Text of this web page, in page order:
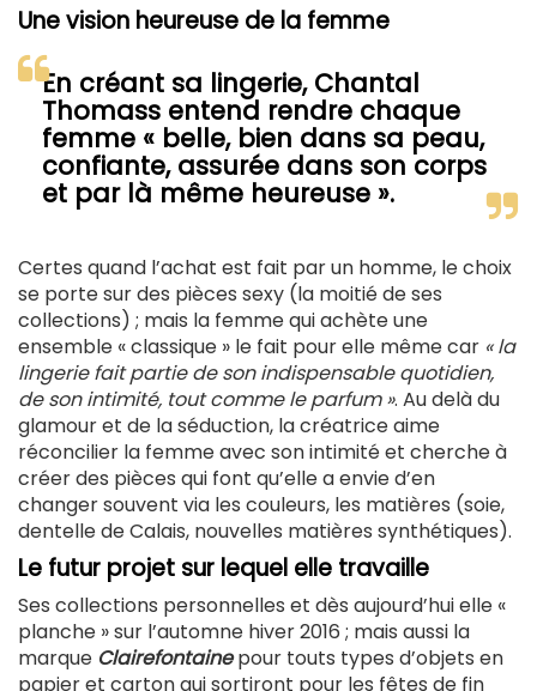
Une vision heureuse de la femme
En créant sa lingerie, Chantal
Thomass entend rendre chaque
femme « belle, bien dans sa peau,
confiante, assurée dans son corps
et par là même heureuse ».
Certes quand l’achat est fait par un homme, le choix
se porte sur des pièces sexy (la moitié de ses
collections) ; mais la femme qui achète une
ensemble « classique » le fait pour elle même car « la
lingerie fait partie de son indispensable quotidien,
de son intimité, tout comme le parfum ». Au delà du
glamour et de la séduction, la créatrice aime
réconcilier la femme avec son intimité et cherche à
créer des pièces qui font qu’elle a envie d’en
changer souvent via les couleurs, les matières (soie,
dentelle de Calais, nouvelles matières synthétiques).
Le futur projet sur lequel elle travaille
Ses collections personnelles et dès aujourd’hui elle «
planche » sur l’automne hiver 2016 ; mais aussi la
marque Clairefontainepour touts types d’objets en
papier et carton qui sortiront pour les fêtes de fin